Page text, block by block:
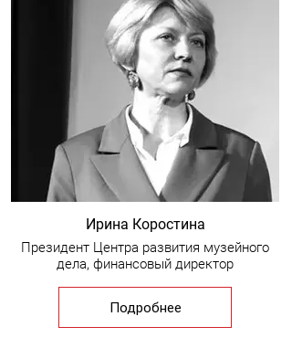
Ирина Коростина
Президент Центра развития музейного
дела, финансовый директор
Подробнее